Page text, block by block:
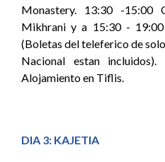
Monastery. 13:30 -15:00
Mikhrani y a 15:30 -
(Boletas del teleferico de
Nacional estan
Alojamiento en Tiflis.
DIA 3: KAJETIA